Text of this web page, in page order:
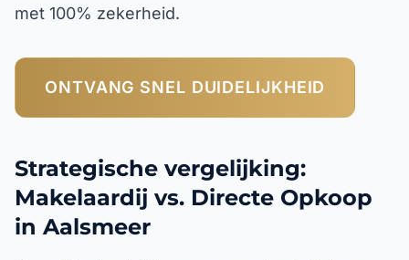
met 100% zekerheid.
ONTVANG SNEL DUIDELIJKHEID
Strategische vergelijking:
Makelaardij vs. Directe Opkoop
in Aalsmeer